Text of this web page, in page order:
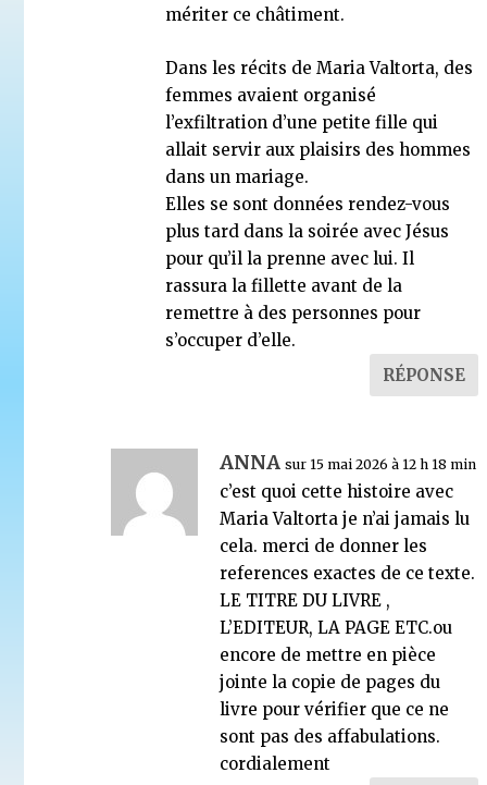
mériter ce châtiment.
Dans les récits de Maria Valtorta, des
femmes avaient organisé
l’exfiltration d’une petite fille qui
allait servir aux plaisirs des hommes
dans un mariage.
Elles se sont données rendez-vous
plus tard dans la soirée avec Jésus
pour qu’il la prenne avec lui. Il
rassura la fillette avant de la
remettre à des personnes pour
s’occuper d’elle.
RÉPONSE
ANNA sur 15 mai 2026 à 12 h 18 min
c’est quoi cette histoire avec
Maria Valtorta je n’ai jamais lu
cela. merci de donner les
references exactes de ce texte.
LE TITRE DU LIVRE ,
L’EDITEUR, LA PAGE ETC.ou
encore de mettre en pièce
jointe la copie de pages du
livre pour vérifier que ce ne
sont pas des affabulations.
cordialement